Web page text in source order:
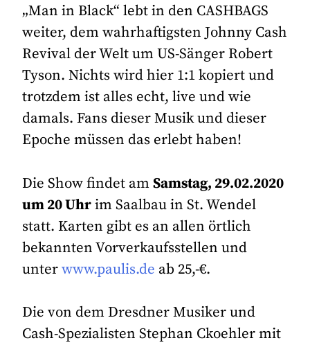
„Man in Black“ lebt in den CASHBAGS
weiter, dem wahrhaftigsten Johnny Cash
Revival der Welt um US-Sänger Robert
Tyson. Nichts wird hier 1:1 kopiert und
trotzdem ist alles echt, live und wie
damals. Fans dieser Musik und dieser
Epoche müssen das erlebt haben!
Die Show findet amSamstag, 29.02.2020
um 20 Uhrim Saalbau in St. Wendel
statt. Karten gibt es an allen örtlich
bekannten Vorverkaufsstellen und
unterwww.paulis.de ab 25,-€.
Die von dem Dresdner Musiker und
Cash-Spezialisten Stephan Ckoehler mit